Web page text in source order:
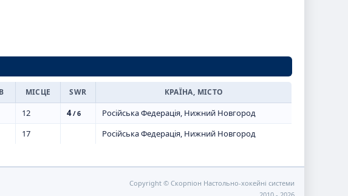
МІСЦЕ SWR КРАЇНА, МІСТО
12 4/ 6
Російська Федерація, Нижний Новгород
17 Російська Федерація, Нижний Новгород
Copyright © Скорпіон Настольно-хокейні системи